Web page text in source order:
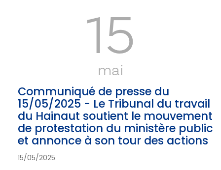
15
mai
Communiqué de presse du
15/05/2025 - Le Tribunal du travail
du Hainaut soutient le mouvement
de protestation du ministère public
et annonce à son tour des actions
15/05/2025